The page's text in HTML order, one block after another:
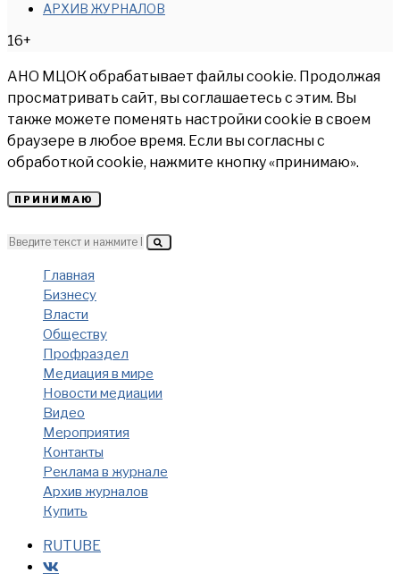
АРХИВ ЖУРНАЛОВ
16+
АНО МЦОК обрабатывает файлы cookie. Продолжая
просматривать сайт, вы соглашаетесь с этим. Вы
также можете поменять настройки cookie в своем
браузере в любое время. Если вы согласны с
обработкой cookie, нажмите кнопку «принимаю».
ПРИНИМАЮ
Главная
Бизнесу
Власти
Обществу
Профраздел
Медиация в мире
Новости медиации
Видео
Мероприятия
Контакты
Реклама в журнале
Архив журналов
Купить
RUTUBE